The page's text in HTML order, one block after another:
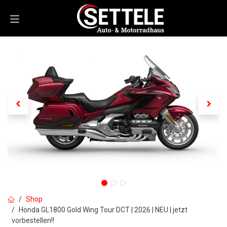
Shop
Honda GL1800 Gold Wing Tour DCT | 2026 | NEU | jetzt
vorbestellen!!